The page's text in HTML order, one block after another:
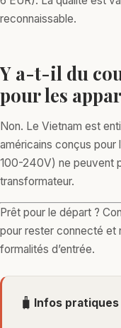
reconnaissable.
Y a-t-il du
pour les
Non. Le Vietnam est
américains conçus pour
100-240V) ne peuvent
transformateur.
Prêt pour le départ ?
pour rester connecté et
formalités d’entrée.
🧳 Infos pratiques